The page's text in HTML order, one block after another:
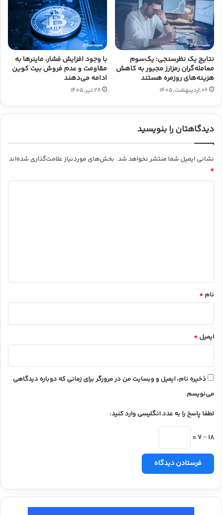
نتایج یک نظرسنجی: یک‌سوم
معامله‌گران رمزارز مجبور به کاهش
هزینه‌های روزمره هستند
06,اردیبهشت,1405
با وجود افزایش فشار، ماینرها به
مقاومت و عدم فروش بیت کوین
ادامه می‌دهند
28,تیر,1405
دیدگاهتان را بنویسید
نشانی ایمیل شما منتشر نخواهد شد. بخش‌های موردنیاز علامت‌گذاری شده‌اند
*
نام *
ایمیل *
ذخیره نام، ایمیل و وبسایت من در مرورگر برای زمانی که دوباره دیدگاهی
می‌نویسم.
لطفا پاسخ را به عدد انگلیسی وارد کنید:
18 − 7 =